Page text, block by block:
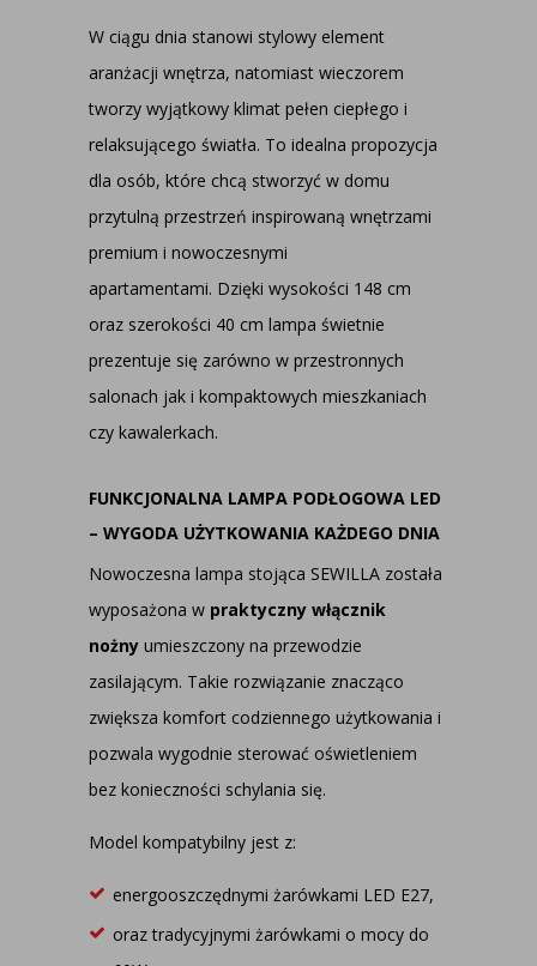
W ciągu dnia stanowi stylowy element
aranżacji wnętrza, natomiast wieczorem
tworzy wyjątkowy klimat pełen ciepłego i
relaksującego światła. To idealna propozycja
dla osób, które chcą stworzyć w domu
przytulną przestrzeń inspirowaną wnętrzami
premium i nowoczesnymi
apartamentami. Dzięki wysokości 148 cm
oraz szerokości 40 cm lampa świetnie
prezentuje się zarówno w przestronnych
salonach jak i kompaktowych mieszkaniach
czy kawalerkach.
FUNKCJONALNA LAMPA PODŁOGOWA LED
– WYGODA UŻYTKOWANIA KAŻDEGO DNIA
Nowoczesna lampa stojąca SEWILLA została
wyposażona w praktyczny włącznik
nożny umieszczony na przewodzie
zasilającym. Takie rozwiązanie znacząco
zwiększa komfort codziennego użytkowania i
pozwala wygodnie sterować oświetleniem
bez konieczności schylania się.
Model kompatybilny jest z:
energooszczędnymi żarówkami LED E27,
oraz tradycyjnymi żarówkami o mocy do